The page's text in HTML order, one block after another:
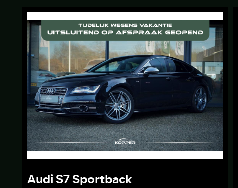
Audi S7 Sportback